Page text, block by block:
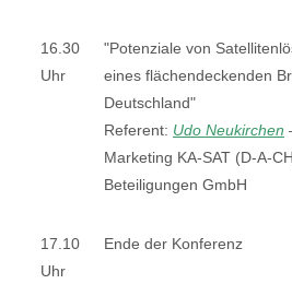
16.30
Uhr
"Potenziale von
eines flächendeckenden
Deutschland"
Referent: Udo Neukirchen
Marketing KA-SAT (D-A-
Beteiligungen GmbH
17.10
Uhr
Ende der Konferenz